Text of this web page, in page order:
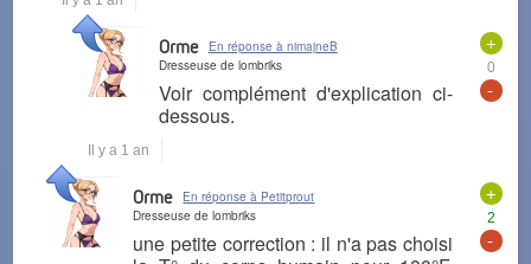
+
0
-
Orme
En réponse à nimajneB
Dresseuse de lombriks
Voir complément d'explication ci-
dessous.
Il y a 1 an
+
2
-
Orme
En réponse à Petitprout
Dresseuse de lombriks
une petite correction : il n'a pas choisi